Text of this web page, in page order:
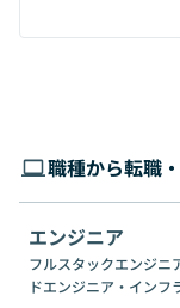
職種から転職
エンジニア
フルスタックエンジニ
ドエンジニア・インフ